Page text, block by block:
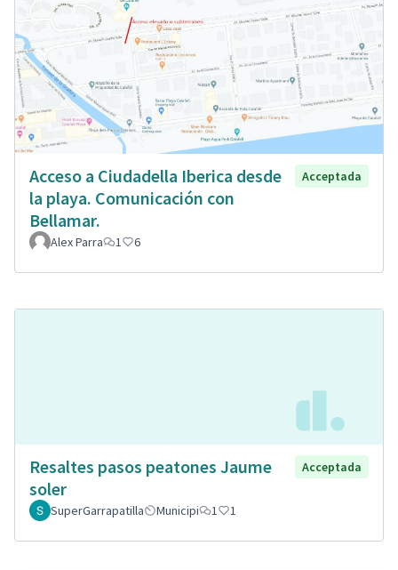
Acceso a Ciudadella Iberica desde
la playa. Comunicación con
Bellamar.
Acceptada
Alex Parra 1 6
Resaltes pasos peatones Jaume
soler
Acceptada
SuperGarrapatilla Municipi 1 1